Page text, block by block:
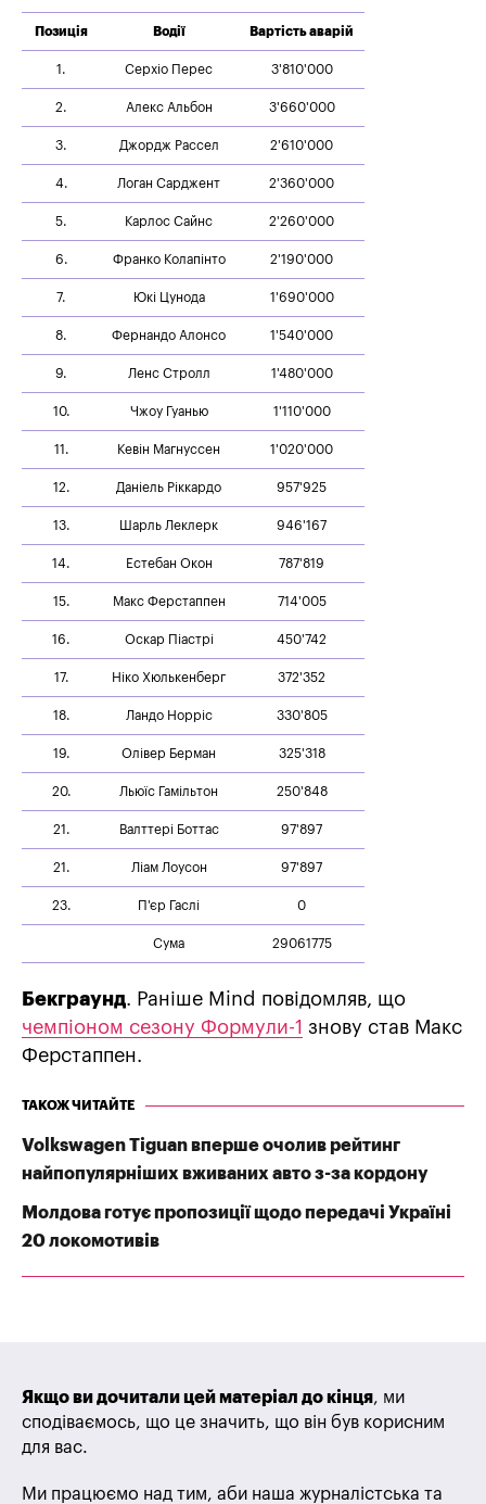
Позиція Водії Вартість аварій
1. Серхіо Перес 3'810'000
2. Алекс Альбон 3'660'000
3. Джордж Рассел 2'610'000
4. Логан Сарджент 2'360'000
5. Карлос Сайнс 2'260'000
6. Франко Колапінто 2'190'000
7. Юкі Цунода 1'690'000
8. Фернандо Алонсо 1'540'000
9. Ленс Стролл 1'480'000
10. Чжоу Гуанью 1'110'000
11. Кевін Магнуссен 1'020'000
12. Даніель Ріккардо 957'925
13. Шарль Леклерк 946'167
14. Естебан Окон 787'819
15. Макс Ферстаппен 714'005
16. Оскар Піастрі 450'742
17. Ніко Хюлькенберг 372'352
18. Ландо Норріс 330'805
19. Олівер Берман 325'318
20. Льюїс Гамільтон 250'848
21. Валттері Боттас 97'897
21. Ліам Лоусон 97'897
23. П'єр Гаслі 0
Сума 29061775
Бекграунд. Раніше Mind повідомляв, що
чемпіоном сезону Формули-1 знову став Макс
Ферстаппен.
ТАКОЖ ЧИТАЙТЕ
Volkswagen Tiguan вперше очолив рейтинг
найпопулярніших вживаних авто з-за кордону
Молдова готує пропозиції щодо передачі Україні
20 локомотивів
Якщо ви дочитали цей матеріал до кінця, ми
сподіваємось, що це значить, що він був корисним
для вас.
Ми працюємо над тим, аби наша журналістська та